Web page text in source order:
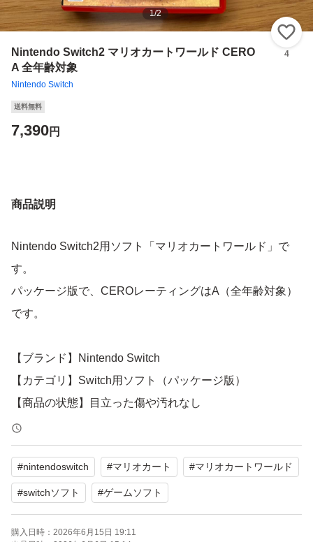
1/2
Nintendo Switch2 マリオカートワールド CERO
A 全年齢対象
Nintendo Switch
4
送料無料
7,390円
商品説明
Nintendo Switch2用ソフト「マリオカートワールド」で
す。
パッケージ版で、CEROレーティングはA（全年齢対象）
です。
【ブランド】Nintendo Switch
【カテゴリ】Switch用ソフト（パッケージ版）
【商品の状態】目立った傷や汚れなし
【カラー】レッド系（パッケージ）
【CEROレーティング】A（全年齢対象）
よろしくお願いいたします。
#nintendoswitch #マリオカート #マリオカートワールド
#switchソフト #ゲームソフト
購入日時： 2026年6月15日 19:11